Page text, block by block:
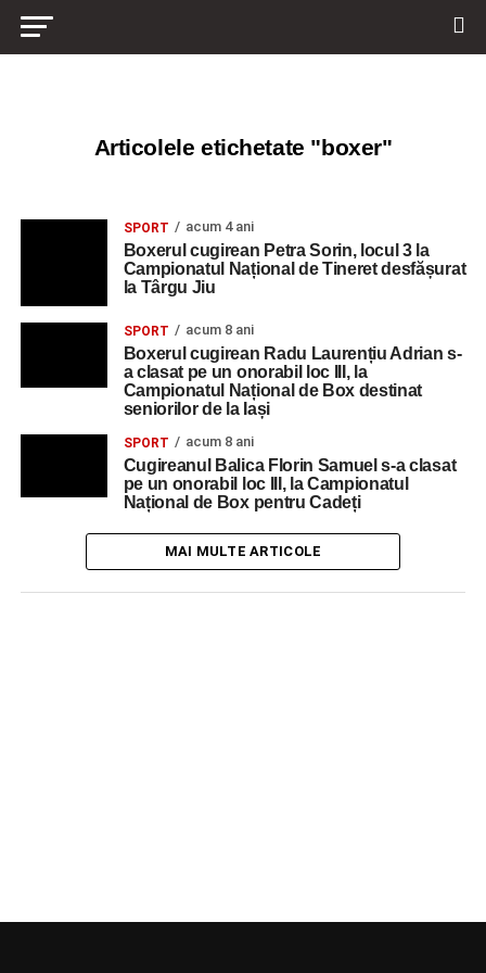
Articolele etichetate "boxer"
SPORT acum 4 ani
Boxerul cugirean Petra Sorin, locul 3 la
Campionatul Național de Tineret desfășurat
la Târgu Jiu
SPORT acum 8 ani
Boxerul cugirean Radu Laurențiu Adrian s-
a clasat pe un onorabil loc III, la
Campionatul Național de Box destinat
seniorilor de la Iași
SPORT acum 8 ani
Cugireanul Balica Florin Samuel s-a clasat
pe un onorabil loc III, la Campionatul
Național de Box pentru Cadeți
MAI MULTE ARTICOLE